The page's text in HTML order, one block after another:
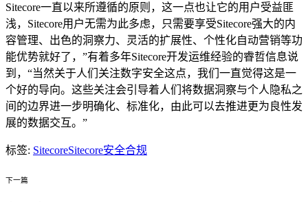
Sitecore一直以来所遵循的原则，这一点也让它的用户受益匪
浅，Sitecore用户无需为此多虑，只需要享受Sitecore强大的内
容管理、出色的洞察力、灵活的扩展性、个性化自动营销等功
能优势就好了，”有着多年Sitecore开发运维经验的睿哲信息说
到，“当然关于人们关注数字安全这点，我们一直觉得这是一
个好的导向。这些关注会引导着人们将数据洞察与个人隐私之
间的边界进一步明确化、标准化，由此可以去推进更为良性发
展的数据交互。”
标签: SitecoreSitecore安全合规
下一篇